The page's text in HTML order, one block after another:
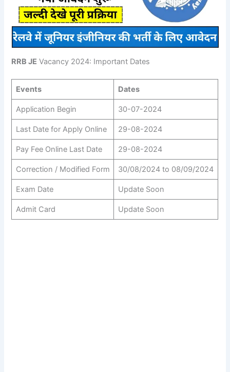
RRB JE Vacancy 2024: Important Dates
Events Dates
Application Begin 30-07-2024
Last Date for Apply Online 29-08-2024
Pay Fee Online Last Date 29-08-2024
Correction / Modified Form 30/08/2024 to 08/09/2024
Exam Date Update Soon
Admit Card Update Soon